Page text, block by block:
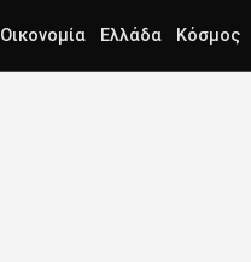
Οικονομία Ελλάδα Κόσμος